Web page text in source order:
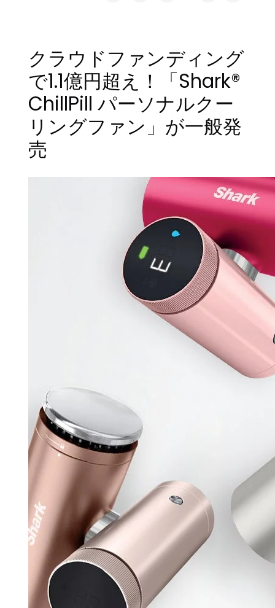
クラウドファンディング
で1.1億円超え！「Shark®
ChillPill パーソナルクー
リングファン」が一般発
売